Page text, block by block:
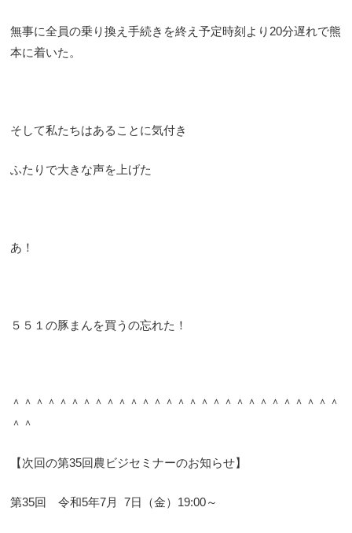
無事に全員の乗り換え手続きを終え予定時刻より20分遅れで熊
本に着いた。
そして私たちはあることに気付き
ふたりで大きな声を上げた
あ！
５５１の豚まんを買うの忘れた！
＾＾＾＾＾＾＾＾＾＾＾＾＾＾＾＾＾＾＾＾＾＾＾＾＾＾＾＾
＾＾
【次回の第35回農ビジセミナーのお知らせ】
第35回 令和5年7月 7日（金）19:00～